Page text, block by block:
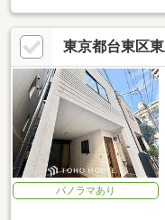
東京都台東区
パノラマあり